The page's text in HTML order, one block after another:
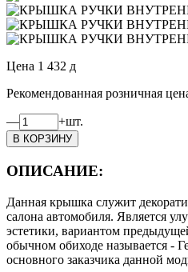
Цена 1 432 д
Рекомендованная розничная
— +шт.
ОПИСАНИЕ:
Данная крышка служит
салона автомобиля. Является
эстетики, вариантом
обычном обиходе называется -
основного заказчика данной